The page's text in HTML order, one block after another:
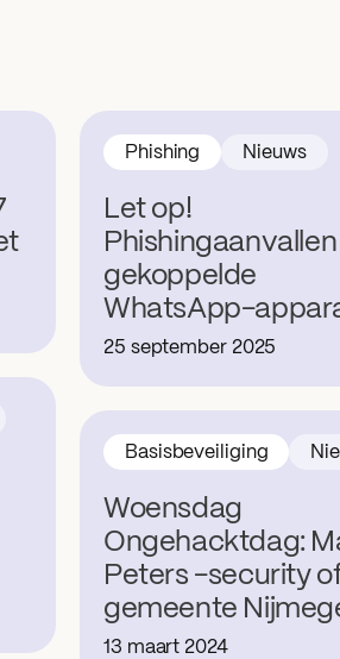
Let op!
gekoppelde
WhatsApp-
Phishing Nieuws
25 september 2025
Woensdag
Ongehacktdag:
Peters -security
gemeente
Basisbeveiliging
13 maart 2024